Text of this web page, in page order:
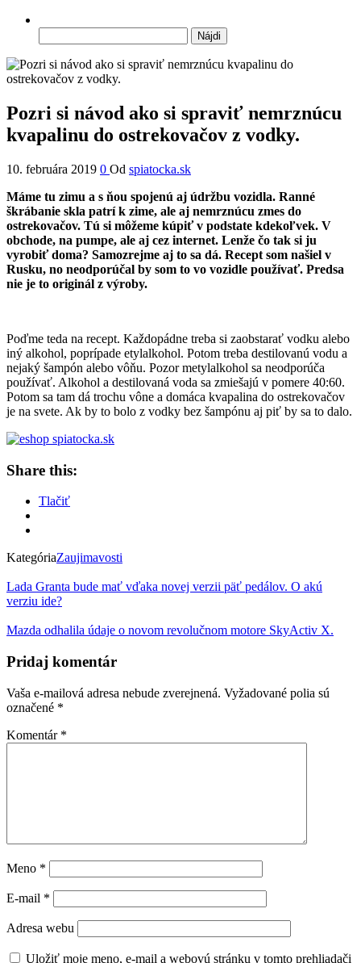
Pozri si návod ako si spraviť nemrznúcu
kvapalinu do ostrekovačov z vodky.
10. februára 2019 0 Od spiatocka.sk
Máme tu zimu a s ňou spojenú aj údržbu vozidla. Ranné
škrábanie skla patrí k zime, ale aj nemrznúcu zmes do
ostrekovačov. Tú si môžeme kúpiť v podstate kdekoľvek. V
obchode, na pumpe, ale aj cez internet. Lenže čo tak si ju
vyrobiť doma? Samozrejme aj to sa dá. Recept som našiel v
Rusku, no neodporúčal by som to vo vozidle používať. Predsa
nie je to originál z výroby.
Poďme teda na recept. Každopádne treba si zaobstarať vodku alebo
iný alkohol, poprípade etylalkohol. Potom treba destilovanú vodu a
nejaký šampón alebo vôňu. Pozor metylalkohol sa neodporúča
používať. Alkohol a destilovaná voda sa zmiešajú v pomere 40:60.
Potom sa tam dá trochu vône a domáca kvapalina do ostrekovačov
je na svete. Ak by to bolo z vodky bez šampónu aj piť by sa to dalo.
Share this:
Tlačiť
KategóriaZaujimavosti
Lada Granta bude mať vďaka novej verzii päť pedálov. O akú
verziu ide?
Mazda odhalila údaje o novom revolučnom motore SkyActiv X.
Pridaj komentár
Vaša e-mailová adresa nebude zverejnená. Vyžadované polia sú
označené *
Komentár *
Meno *
E-mail *
Adresa webu
Uložiť moje meno, e-mail a webovú stránku v tomto prehliadači